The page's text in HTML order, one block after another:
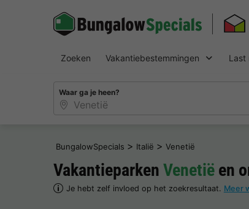
Zoeken Vakantiebestemmingen Last
Waar ga je heen?
BungalowSpecials > Italië > Venetië
Vakantieparken Venetië en
Je hebt zelf invloed op het zoekresultaat. Meer